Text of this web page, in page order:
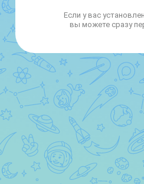
Если у вас
вы можете сразу